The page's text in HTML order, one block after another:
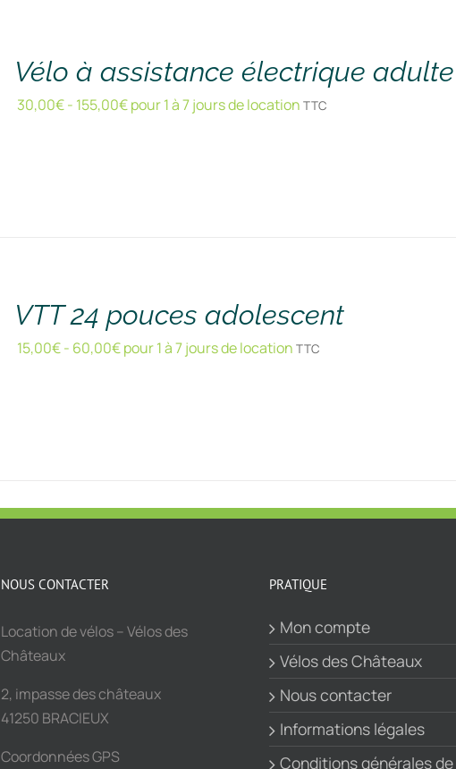
Vélo à assistance électrique
30,00€- 155,00€pour 1 à 7 jours de location TTC
VTT 24 pouces adolescent
15,00€- 60,00€pour 1 à 7 jours de location TTC
NOUS CONTACTER
Location de vélos – Vélos des
Châteaux
2, impasse des châteaux
41250 BRACIEUX
Coordonnées GPS
PRATIQUE
Mon compte
Vélos des Châteaux
Nous contacter
Informations légales
Conditions générales de